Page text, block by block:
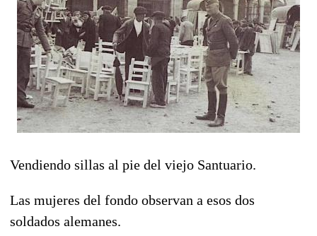
Vendiendo sillas al pie del viejo Santuario.
Las mujeres del fondo observan a esos dos
soldados alemanes.